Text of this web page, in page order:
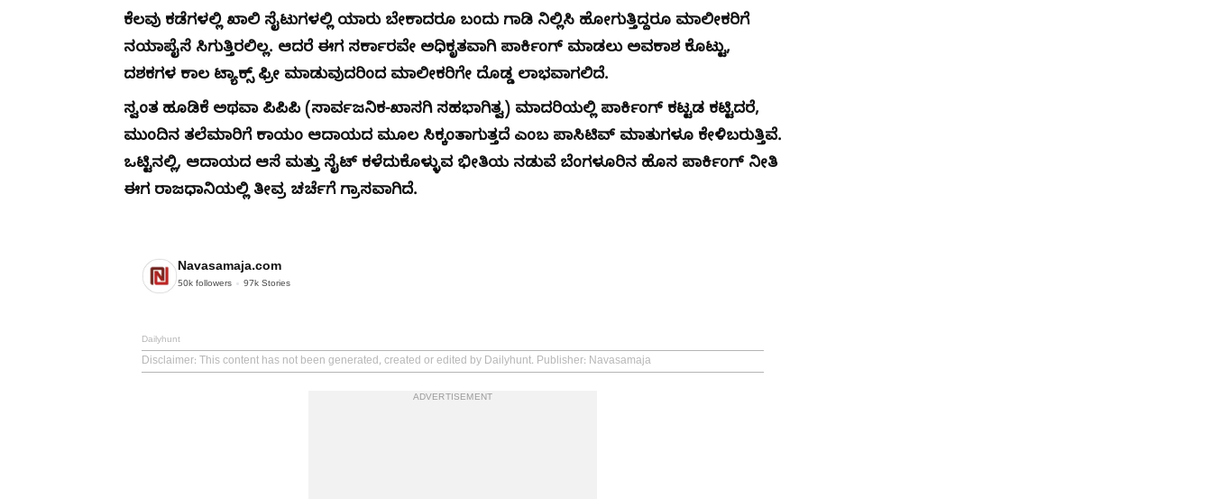
ಕೆಲವು ಕಡೆಗಳಲ್ಲಿ ಖಾಲಿ ಸೈಟುಗಳಲ್ಲಿ ಯಾರು ಬೇಕಾದರೂ ಬಂದು ಗಾಡಿ ನಿಲ್ಲಿಸಿ ಹೋಗುತ್ತಿದ್ದರೂ ಮಾಲೀಕರಿಗೆ
ನಯಾಪೈಸೆ ಸಿಗುತ್ತಿರಲಿಲ್ಲ. ಆದರೆ ಈಗ ಸರ್ಕಾರವೇ ಅಧಿಕೃತವಾಗಿ ಪಾರ್ಕಿಂಗ್ ಮಾಡಲು ಅವಕಾಶ ಕೊಟ್ಟು,
ದಶಕಗಳ ಕಾಲ ಟ್ಯಾಕ್ಸ್ ಫ್ರೀ ಮಾಡುವುದರಿಂದ ಮಾಲೀಕರಿಗೇ ದೊಡ್ಡ ಲಾಭವಾಗಲಿದೆ.
ಸ್ವಂತ ಹೂಡಿಕೆ ಅಥವಾ ಪಿಪಿಪಿ (ಸಾರ್ವಜನಿಕ-ಖಾಸಗಿ ಸಹಭಾಗಿತ್ವ) ಮಾದರಿಯಲ್ಲಿ ಪಾರ್ಕಿಂಗ್ ಕಟ್ಟಡ ಕಟ್ಟಿದರೆ,
ಮುಂದಿನ ತಲೆಮಾರಿಗೆ ಕಾಯಂ ಆದಾಯದ ಮೂಲ ಸಿಕ್ಕಂತಾಗುತ್ತದೆ ಎಂಬ ಪಾಸಿಟಿವ್ ಮಾತುಗಳೂ ಕೇಳಿಬರುತ್ತಿವೆ.
ಒಟ್ಟಿನಲ್ಲಿ, ಆದಾಯದ ಆಸೆ ಮತ್ತು ಸೈಟ್ ಕಳೆದುಕೊಳ್ಳುವ ಭೀತಿಯ ನಡುವೆ ಬೆಂಗಳೂರಿನ ಹೊಸ ಪಾರ್ಕಿಂಗ್ ನೀತಿ
ಈಗ ರಾಜಧಾನಿಯಲ್ಲಿ ತೀವ್ರ ಚರ್ಚೆಗೆ ಗ್ರಾಸವಾಗಿದೆ.
Navasamaja.com
50k followers 97k Stories
Dailyhunt
Disclaimer: This content has not been generated, created or edited by Dailyhunt. Publisher: Navasamaja
ADVERTISEMENT